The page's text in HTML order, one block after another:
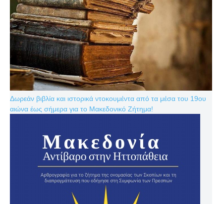
Δωρεάν βιβλία και ιστορικά ντοκουμέντα από τα μέσα του 19ου
αιώνα έως σήμερα για το Μακεδονικό Ζήτημα!